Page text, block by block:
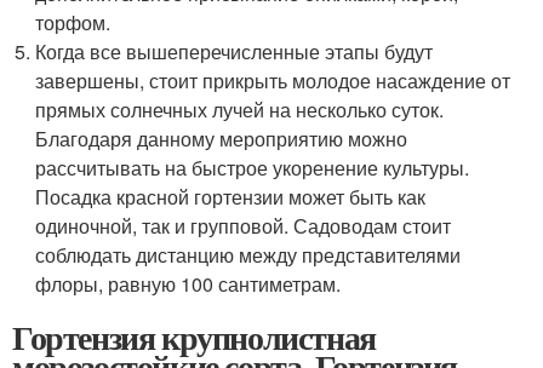
торфом.
Когда все вышеперечисленные этапы будут
завершены, стоит прикрыть молодое насаждение от
прямых солнечных лучей на несколько суток.
Благодаря данному мероприятию можно
рассчитывать на быстрое укоренение культуры.
Посадка красной гортензии может быть как
одиночной, так и групповой. Садоводам стоит
соблюдать дистанцию между представителями
флоры, равную 100 сантиметрам.
Гортензия крупнолистная